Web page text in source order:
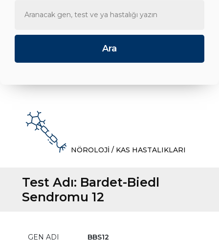
NÖROLOJİ / KAS HASTALIKLARI
Test Adı: Bardet-Biedl
Sendromu 12
GEN ADI BBS12